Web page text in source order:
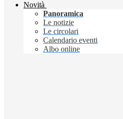
Novità
Panoramica
Le notizie
Le circolari
Calendario eventi
Albo online